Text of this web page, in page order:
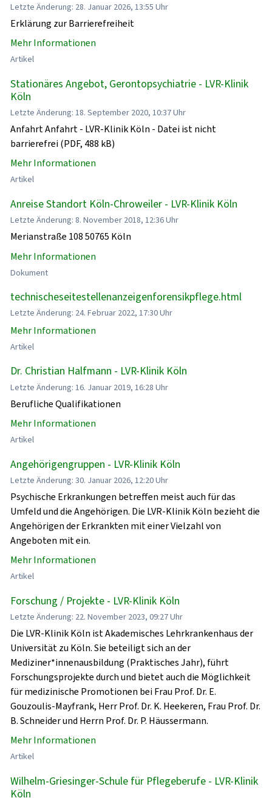
Letzte Änderung: 28. Januar 2026, 13:55 Uhr
Erklärung zur Barrierefreiheit
Mehr Informationen
Artikel
Stationäres Angebot, Gerontopsychiatrie - LVR-Klinik
Köln
Letzte Änderung: 18. September 2020, 10:37 Uhr
Anfahrt Anfahrt - LVR-Klinik Köln - Datei ist nicht
barrierefrei (PDF, 488 kB)
Mehr Informationen
Artikel
Anreise Standort Köln-Chroweiler - LVR-Klinik Köln
Letzte Änderung: 8. November 2018, 12:36 Uhr
Merianstraße 108 50765 Köln
Mehr Informationen
Dokument
technischeseitestellenanzeigenforensikpflege.html
Letzte Änderung: 24. Februar 2022, 17:30 Uhr
Mehr Informationen
Artikel
Dr. Christian Halfmann - LVR-Klinik Köln
Letzte Änderung: 16. Januar 2019, 16:28 Uhr
Berufliche Qualifikationen
Mehr Informationen
Artikel
Angehörigengruppen - LVR-Klinik Köln
Letzte Änderung: 30. Januar 2026, 12:20 Uhr
Psychische Erkrankungen betreffen meist auch für das
Umfeld und die Angehörigen. Die LVR-Klinik Köln bezieht die
Angehörigen der Erkrankten mit einer Vielzahl von
Angeboten mit ein.
Mehr Informationen
Artikel
Forschung / Projekte - LVR-Klinik Köln
Letzte Änderung: 22. November 2023, 09:27 Uhr
Die LVR-Klinik Köln ist Akademisches Lehrkrankenhaus der
Universität zu Köln. Sie beteiligt sich an der
Mediziner*innenausbildung (Praktisches Jahr), führt
Forschungsprojekte durch und bietet auch die Möglichkeit
für medizinische Promotionen bei Frau Prof. Dr. E.
Gouzoulis-Mayfrank, Herr Prof. Dr. K. Heekeren, Frau Prof. Dr.
B. Schneider und Herrn Prof. Dr. P. Häussermann.
Mehr Informationen
Artikel
Wilhelm-Griesinger-Schule für Pflegeberufe - LVR-Klinik
Köln